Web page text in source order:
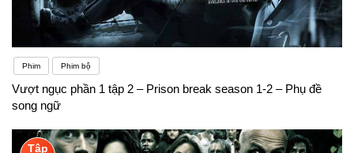
Phim Phim bộ
Vượt ngục phần 1 tập 2 – Prison break season 1-2 – Phụ đề
song ngữ
Tập